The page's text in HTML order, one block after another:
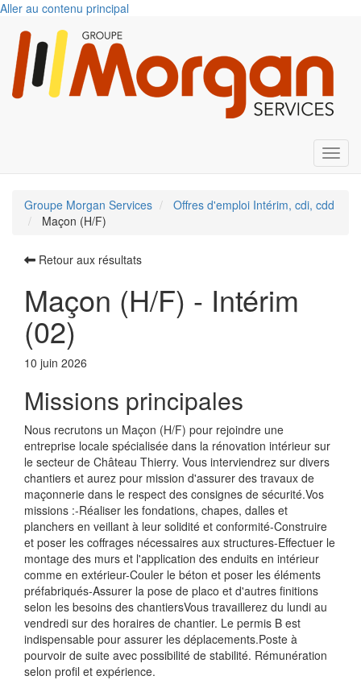
Aller au contenu principal
Groupe Morgan Services
Offres d'emploi Intérim, cdi, cdd
Maçon (H/F)
Retour aux résultats
Maçon (H/F) - Intérim
(02)
10 juin 2026
Missions principales
Nous recrutons un Maçon (H/F) pour rejoindre une
entreprise locale spécialisée dans la rénovation intérieur sur
le secteur de Château Thierry. Vous interviendrez sur divers
chantiers et aurez pour mission d'assurer des travaux de
maçonnerie dans le respect des consignes de sécurité.Vos
missions :-Réaliser les fondations, chapes, dalles et
planchers en veillant à leur solidité et conformité-Construire
et poser les coffrages nécessaires aux structures-Effectuer le
montage des murs et l'application des enduits en intérieur
comme en extérieur-Couler le béton et poser les éléments
préfabriqués-Assurer la pose de placo et d'autres finitions
selon les besoins des chantiersVous travaillerez du lundi au
vendredi sur des horaires de chantier. Le permis B est
indispensable pour assurer les déplacements.Poste à
pourvoir de suite avec possibilité de stabilité. Rémunération
selon profil et expérience.